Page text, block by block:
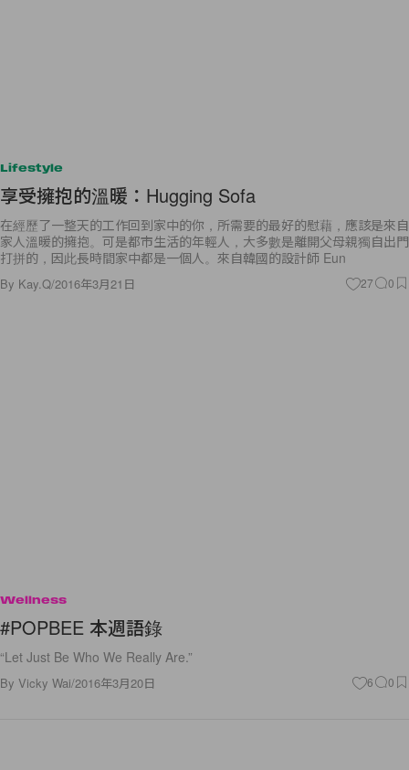
Lifestyle
享受擁抱的溫暖：Hugging Sofa
在經歷了一整天的工作回到家中的你，所需要的最好的慰藉，應該是來自
家人溫暖的擁抱。可是都市生活的年輕人，大多數是離開父母親獨自出門
打拼的，因此長時間家中都是一個人。來自韓國的設計師 Eun
By Kay.Q/2016年3月21日 27 0
Wellness
#POPBEE 本週語錄
“Let Just Be Who We Really Are.”
By Vicky Wai/2016年3月20日 6 0